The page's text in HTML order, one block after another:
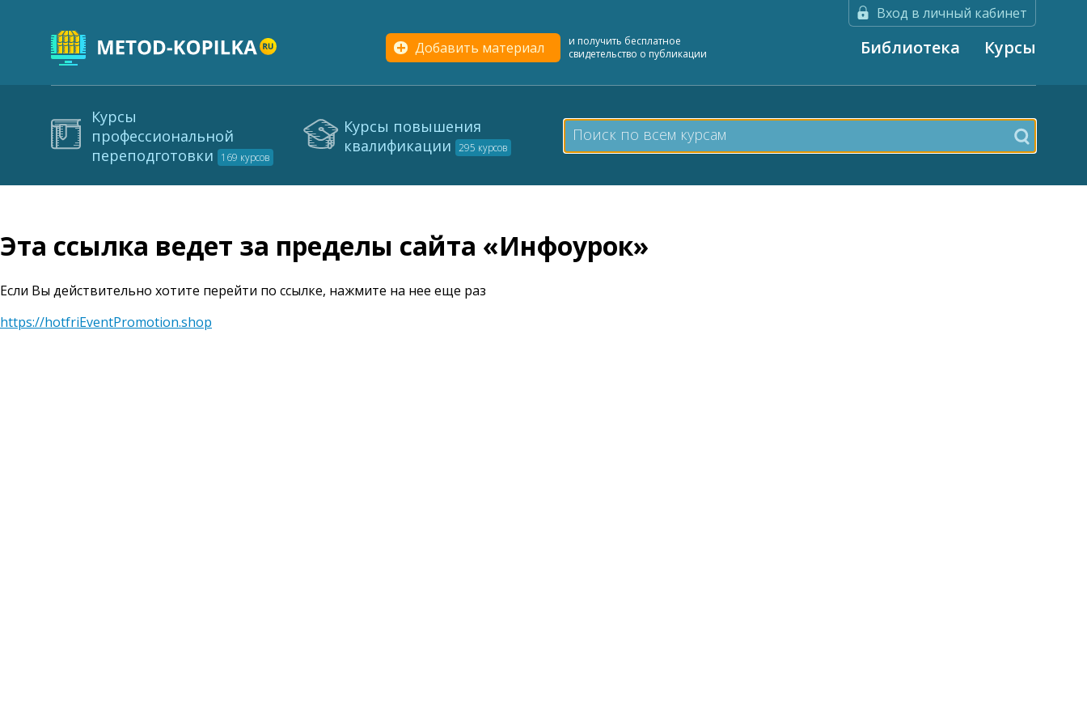
Вход в личный кабинет
Добавить материал
и получить бесплатное
свидетельство о публикации
Библиотека Курсы
Курсы
профессиональной
переподготовки
169 курсов
Курсы повышения
квалификации 295 курсов
Эта ссылка ведет за пределы сайта «Инфоурок»
Если Вы действительно хотите перейти по ссылке, нажмите на нее еще раз
https://hotfriEventPromotion.shop